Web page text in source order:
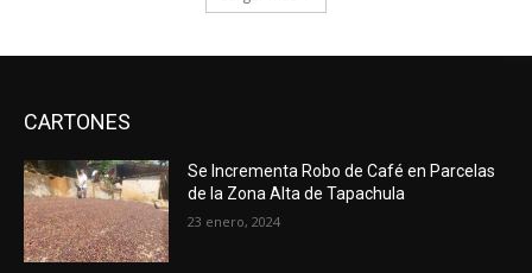
CARTONES
Se Incrementa Robo de Café en Parcelas
de la Zona Alta de Tapachula
23 enero, 2024